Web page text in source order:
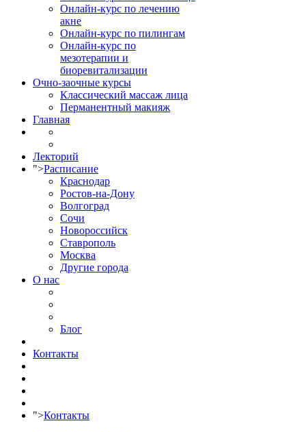
Онлайн-курс по лечению
акне
Онлайн-курс по пилингам
Онлайн-курс по
мезотерапии и
биоревитализации
Очно-заочные курсы
Классический массаж лица
Перманентный макияж
Главная
Лекторий
">Расписание
Краснодар
Ростов-на-Дону
Волгоград
Сочи
Новороссийск
Ставрополь
Москва
Другие города
О нас
Блог
Контакты
">Контакты